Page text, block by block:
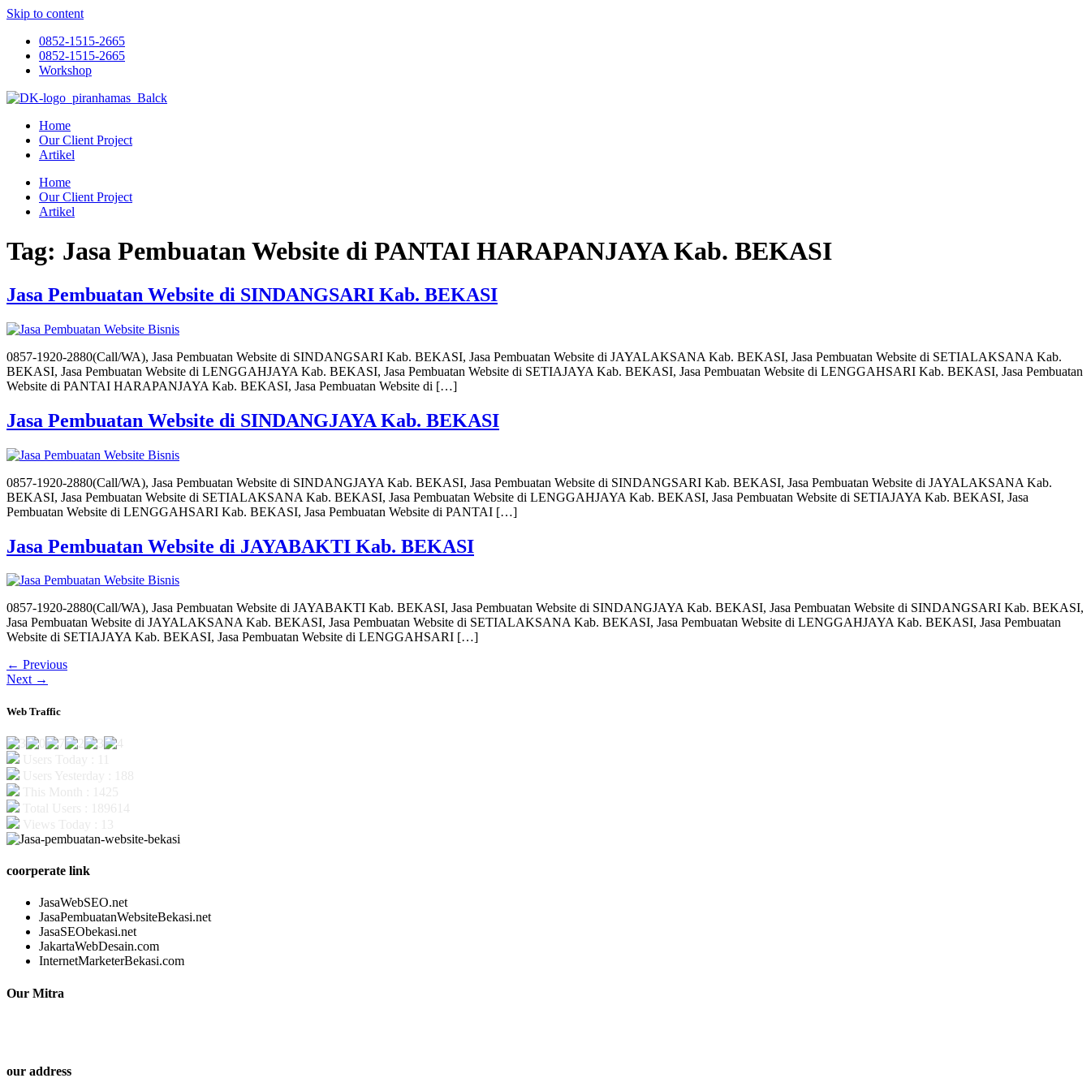
Skip to content
0852-1515-2665
0852-1515-2665
Workshop
Home
Our Client Project
Artikel
Home
Our Client Project
Artikel
Tag: Jasa Pembuatan Website di PANTAI HARAPANJAYA Kab. BEKASI
Jasa Pembuatan Website di SINDANGSARI Kab. BEKASI
0857-1920-2880(Call/WA), Jasa Pembuatan Website di SINDANGSARI Kab. BEKASI, Jasa Pembuatan Website di JAYALAKSANA Kab. BEKASI, Jasa Pembuatan Website di SETIALAKSANA Kab.
BEKASI, Jasa Pembuatan Website di LENGGAHJAYA Kab. BEKASI, Jasa Pembuatan Website di SETIAJAYA Kab. BEKASI, Jasa Pembuatan Website di LENGGAHSARI Kab. BEKASI, Jasa Pembuatan
Website di PANTAI HARAPANJAYA Kab. BEKASI, Jasa Pembuatan Website di […]
Jasa Pembuatan Website di SINDANGJAYA Kab. BEKASI
0857-1920-2880(Call/WA), Jasa Pembuatan Website di SINDANGJAYA Kab. BEKASI, Jasa Pembuatan Website di SINDANGSARI Kab. BEKASI, Jasa Pembuatan Website di JAYALAKSANA Kab.
BEKASI, Jasa Pembuatan Website di SETIALAKSANA Kab. BEKASI, Jasa Pembuatan Website di LENGGAHJAYA Kab. BEKASI, Jasa Pembuatan Website di SETIAJAYA Kab. BEKASI, Jasa
Pembuatan Website di LENGGAHSARI Kab. BEKASI, Jasa Pembuatan Website di PANTAI […]
Jasa Pembuatan Website di JAYABAKTI Kab. BEKASI
0857-1920-2880(Call/WA), Jasa Pembuatan Website di JAYABAKTI Kab. BEKASI, Jasa Pembuatan Website di SINDANGJAYA Kab. BEKASI, Jasa Pembuatan Website di SINDANGSARI Kab. BEKASI,
Jasa Pembuatan Website di JAYALAKSANA Kab. BEKASI, Jasa Pembuatan Website di SETIALAKSANA Kab. BEKASI, Jasa Pembuatan Website di LENGGAHJAYA Kab. BEKASI, Jasa Pembuatan
Website di SETIAJAYA Kab. BEKASI, Jasa Pembuatan Website di LENGGAHSARI […]
← Previous
Next →
Web Traffic
coorperate link
JasaWebSEO.net
JasaPembuatanWebsiteBekasi.net
JasaSEObekasi.net
JakartaWebDesain.com
InternetMarketerBekasi.com
Our Mitra
our address